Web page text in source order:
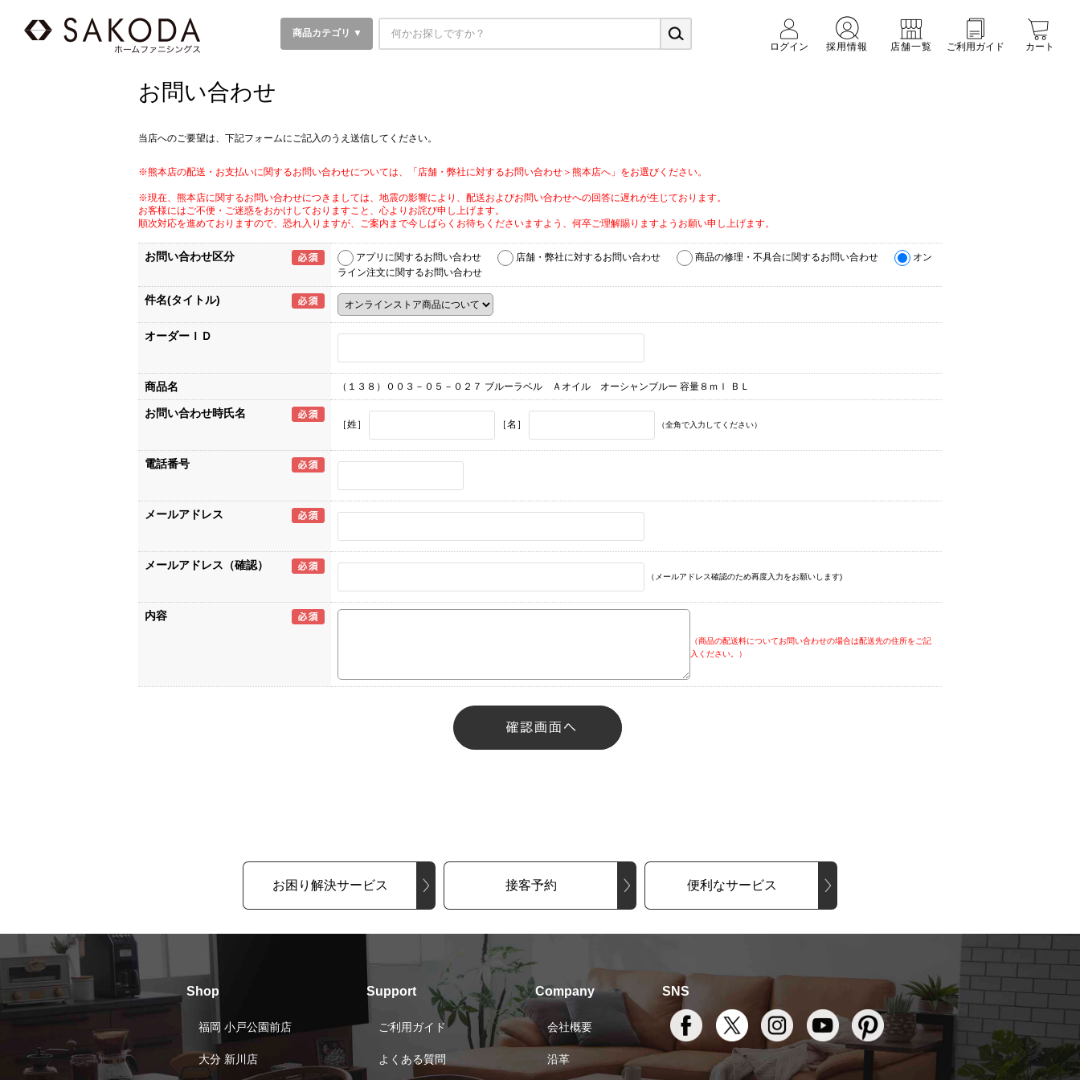
商品カテゴリ ▼
ログイン
採用情報 店舗一覧 ご利用ガイド カート
お問い合わせ
当店へのご要望は、下記フォームにご記入のうえ送信してください。
※熊本店の配送・お支払いに関するお問い合わせについては、「店舗・弊社に対するお問い合わせ＞熊本店へ」をお選びください。
※現在、熊本店に関するお問い合わせにつきましては、地震の影響により、配送およびお問い合わせへの回答に遅れが生じております。
お客様にはご不便・ご迷惑をおかけしておりますこと、心よりお詫び申し上げます。
順次対応を進めておりますので、恐れ入りますが、ご案内まで今しばらくお待ちくださいますよう、何卒ご理解賜りますようお願い申し上げます。
お問い合わせ区分 アプリに関するお問い合わせ 店舗・弊社に対するお問い合わせ 商品の修理・不具合に関するお問い合わせ
オン
ライン注文に関するお問い合わせ
件名(タイトル)
オーダーＩＤ
商品名 （１３８）００３－０５－０２７ ブルーラベル Ａオイル オーシャンブルー 容量８ｍｌ ＢＬ
お問い合わせ時氏名
［姓］ ［名］ （全角で入力してください）
電話番号
メールアドレス
メールアドレス（確認）
（メールアドレス確認のため再度入力をお願いします)
内容
（商品の配送料についてお問い合わせの場合は配送先の住所をご記
入ください。）
お困り解決サービス 接客予約 便利なサービス
Shop
福岡 小戸公園前店
大分 新川店
Support
ご利用ガイド
よくある質問
Company
会社概要
沿革
SNS